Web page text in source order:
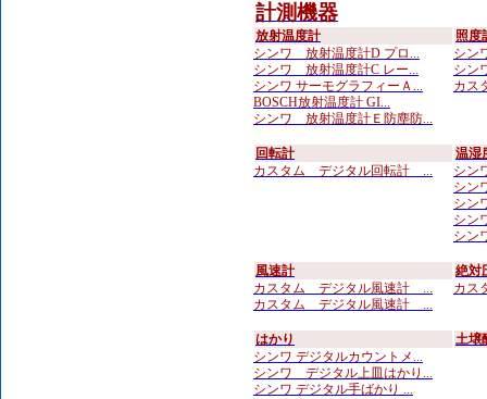
計測機器
放射温度計
シンワ 放射温度計D プロ...
シンワ 放射温度計C レー...
シンワ サーモグラフィーＡ...
BOSCH放射温度計 GI...
シンワ 放射温度計Ｅ防塵防...
照度
シン
シン
カス
回転計
カスタム デジタル回転計 ...
温湿
シン
シン
シン
シン
シン
風速計
カスタム デジタル風速計 ...
カスタム デジタル風速計 ...
絶対
カス
はかり
シンワ デジタルカウントメ...
シンワ デジタル上皿はかり...
シンワ デジタル手ばかり ...
土壌